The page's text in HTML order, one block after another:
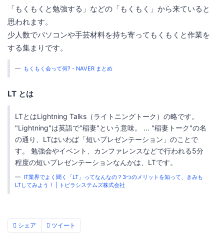
「もくもくと勉強する」などの「もくもく」から来ていると
思われます。
少人数でパソコンや手芸材料を持ち寄ってもくもくと作業を
する集まりです。
もくもく会って何? - NAVER まとめ
LT とは
LTとはLightning Talks（ライトニングトーク）の略です。
"Lightning"は英語で"稲妻"という意味。 ... "稲妻トーク"の名
の通り、LTはいわば「短いプレゼンテーション」のことで
す。 勉強会やイベント、カンファレンスなどで行われる5分
程度の短いプレゼンテーションなんかは、LTです。
IT業界でよく聞く「LT」ってなんなの？3つのメリットを知って、きみも
LTしてみよう！ | トビラシステムズ株式会社
シェア ツイート